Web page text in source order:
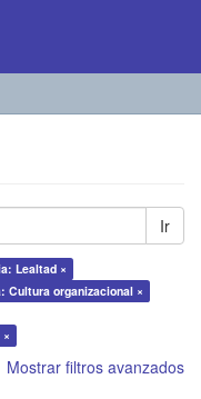
Ir
Lealtad ×
Cultura organizacional ×
Mostrar filtros avanzados